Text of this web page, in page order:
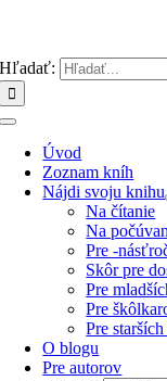
Hľadať:
Úvod
Zoznam kníh
Nájdi svoju knihu
Na čítanie
Na
Pre -
Skôr pre
Pre
Pre
Pre
O blogu
Pre autorov